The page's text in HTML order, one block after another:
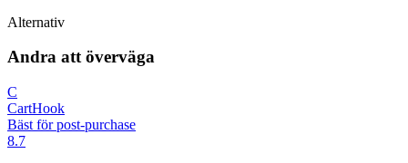
Alternativ
Andra att överväga
C
CartHook
Bäst för post-purchase
8.7